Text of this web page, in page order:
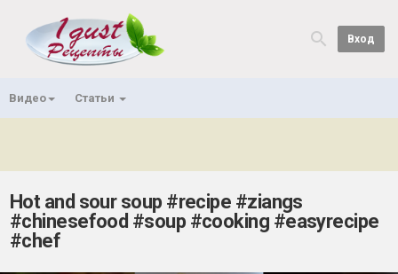
Вход
Видео Статьи
Hot and sour soup #recipe #ziangs
#chinesefood #soup #cooking #easyrecipe
#chef